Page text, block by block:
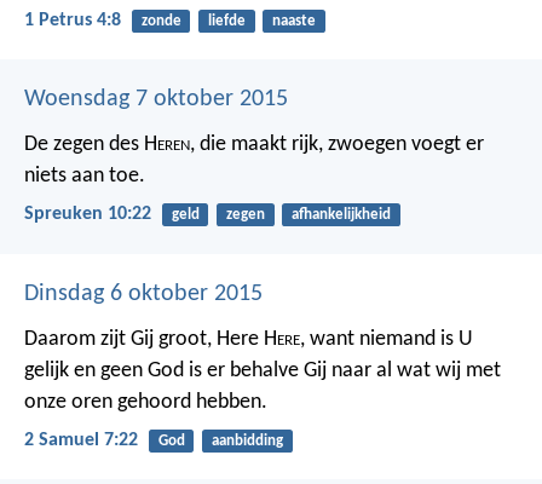
1 Petrus 4:8 zonde liefde naaste
Woensdag 7 oktober 2015
De zegen des Heren, die maakt rijk, zwoegen voegt er
niets aan toe.
Spreuken 10:22 geld zegen afhankelijkheid
Dinsdag 6 oktober 2015
Daarom zijt Gij groot, Here Here, want niemand is U
gelijk en geen God is er behalve Gij naar al wat wij met
onze oren gehoord hebben.
2 Samuel 7:22 God aanbidding